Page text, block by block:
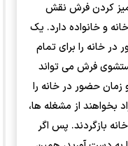
کردن فرش نقش
و خانواده دارد. یک
خانه را برای تمام
فرش می تواند
زمان حضور در خانه را
بخواهند از مشغله ها،
بازگردند. پس اگر